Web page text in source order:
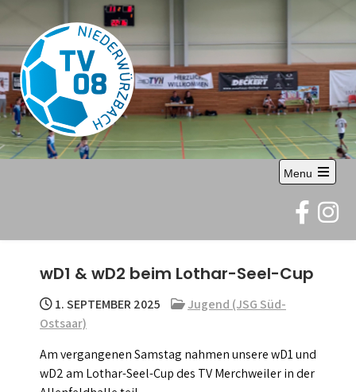
to
content
TV 08
Abteilung Handball
Menu
Open
the
main
menu
wD1 & wD2 beim Lothar-Seel-Cup
1. SEPTEMBER 2025
Jugend (JSG Süd-
Ostsaar)
Am vergangenen Samstag nahmen unsere wD1 und
wD2 am Lothar-Seel-Cup des TV Merchweiler in der